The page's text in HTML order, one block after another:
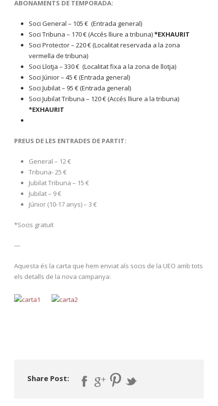
ABONAMENTS DE TEMPORADA:
Soci General – 105 € (Entrada general)
Soci Tribuna – 170 € (Accés lliure a tribuna)*EXHAURIT
Soci Protector – 220 € (Localitat reservada a la zona
vermella de tribuna)
Soci Llotja – 330 € (Localitat fixa a la zona de llotja)
Soci Júnior – 45 € (Entrada general)
Soci Jubilat – 95 € (Entrada general)
Soci Jubilat Tribuna – 120 € (Accés lliure a la tribuna)
*EXHAURIT
PREUS DE LES ENTRADES DE PARTIT:
General – 12 €
Tribuna- 25 €
Jubilat Tribuna – 15 €
Jubilat – 9 €
Júnior (10-17 anys) – 3 €
*Socis gratuït
—
Aquesta és la carta que hem enviat als socis de la UEO amb tots
els detalls de la nova campanya:
Share Post: